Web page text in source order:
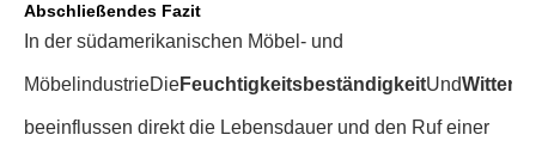
Abschließendes Fazit
In der südamerikanischen Möbel- und
MöbelindustrieDieFeuchtigkeitsbeständigkeitUnd
beeinflussen direkt die Lebensdauer und den Ruf einer